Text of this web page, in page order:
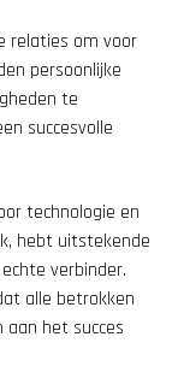
relaties om voor
persoonlijke
te
succesvolle
technologie en
hebt uitstekende
verbinder.
alle betrokken
het succes